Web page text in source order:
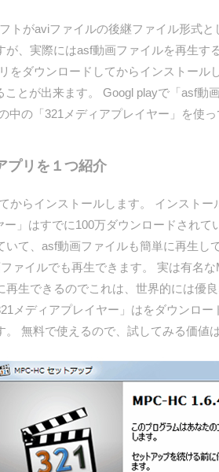
がaviファイルの後継ファイル形式
、実際にはasf動画ファイルを再生
をダウンロードしてからインストー
とが出来ます。 Googl playで「asf
中の「321メディアプレイヤー」を使
プリを１つ紹介
らインストールします。 インスト
」はすでに100万ダウンロードされ
て、asf動画ファイルも簡単に再生
ァイルでも再生できます。 実は有名
再生できるのでこれは、世界的には優
メディアプレイヤー」はをダウンロ
無料で使えるので、試してみる価値